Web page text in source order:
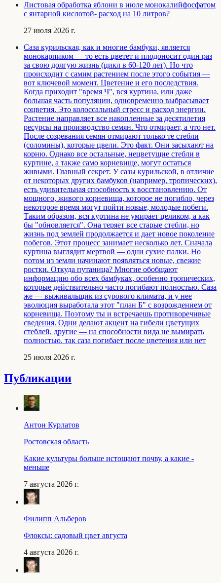
Листовая обработка яблони в июле монокалийфосфатом
с янтарной кислотой- расход на 10 литров?
27 июля 2026 г.
Саза курильская, как и многие бамбуки, является
монокарпиком — то есть цветет и плодоносит один раз
за свою долгую жизнь (цикл в 60-120 лет). Но что
происходит с самим растением после этого события —
вот ключевой момент. Цветение и его последствия.
Когда приходит "время Ч", вся куртина, или даже
большая часть популяции, одновременно выбрасывает
соцветия. Это колоссальный стресс и расход энергии.
Растение направляет все накопленные за десятилетия
ресурсы на производство семян. Что отмирает, а что нет.
После созревания семян отмирают только те стебли
(соломины), которые цвели. Это факт. Они засыхают на
корню. Однако все остальные, нецветущие стебли в
куртине, а также само корневище, могут остаться
живыми. Главный секрет. У сазы курильской, в отличие
от некоторых других бамбуков (например, тропических),
есть удивительная способность к восстановлению. От
мощного, живого корневища, которое не погибло, через
некоторое время могут пойти новые, молодые побеги.
Таким образом, вся куртина не умирает целиком, а как
бы "обновляется". Она теряет все старые стебли, но
жизнь под землей продолжается и дает новое поколение
побегов. Этот процесс занимает несколько лет. Сначала
куртина выглядит мертвой — одни сухие палки. Но
потом из земли начинают появляться новые, свежие
ростки. Откуда путаница? Многие обобщают
информацию обо всех бамбуках, особенно тропических,
которые действительно часто погибают полностью. Саза
же — выживальщик из сурового климата, и у нее
эволюция выработала этот "план Б" с возрождением от
корневища. Поэтому ты и встречаешь противоречивые
сведения. Одни делают акцент на гибели цветущих
стеблей, другие — на способности вида не вымирать
полностью. так саза погибает после цветения или нет
25 июля 2026 г.
Публикации
Антон Курлатов
Ростовская область
Какие культуры больше истощают почву, а какие -
меньше
7 августа 2026 г.
Филипп Альберов
Флоксы: садовый цвет августа
4 августа 2026 г.